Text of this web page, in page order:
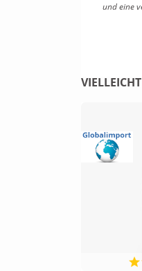
undeine